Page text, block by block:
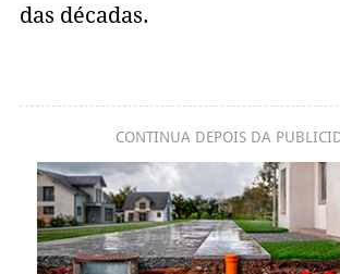
das décadas.
CONTINUA DEPOIS DA